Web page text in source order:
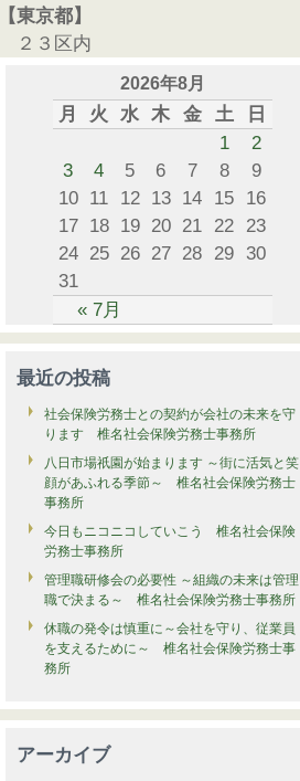
【東京都】
２３区内
2026年8月
月 火 水 木 金 土 日
« 7月
1
2
3
4 5 6 7 8
9
10 11 12 13 14 15 16
17 18 19 20 21 22 23
24 25 26 27 28 29 30
31
最近の投稿
社会保険労務士との契約が会社の未来を守
ります 椎名社会保険労務士事務所
八日市場祇園が始まります ～街に活気と笑
顔があふれる季節～ 椎名社会保険労務士
事務所
今日もニコニコしていこう 椎名社会保険
労務士事務所
管理職研修会の必要性 ～組織の未来は管理
職で決まる～ 椎名社会保険労務士事務所
休職の発令は慎重に～会社を守り、従業員
を支えるために～ 椎名社会保険労務士事
務所
アーカイブ